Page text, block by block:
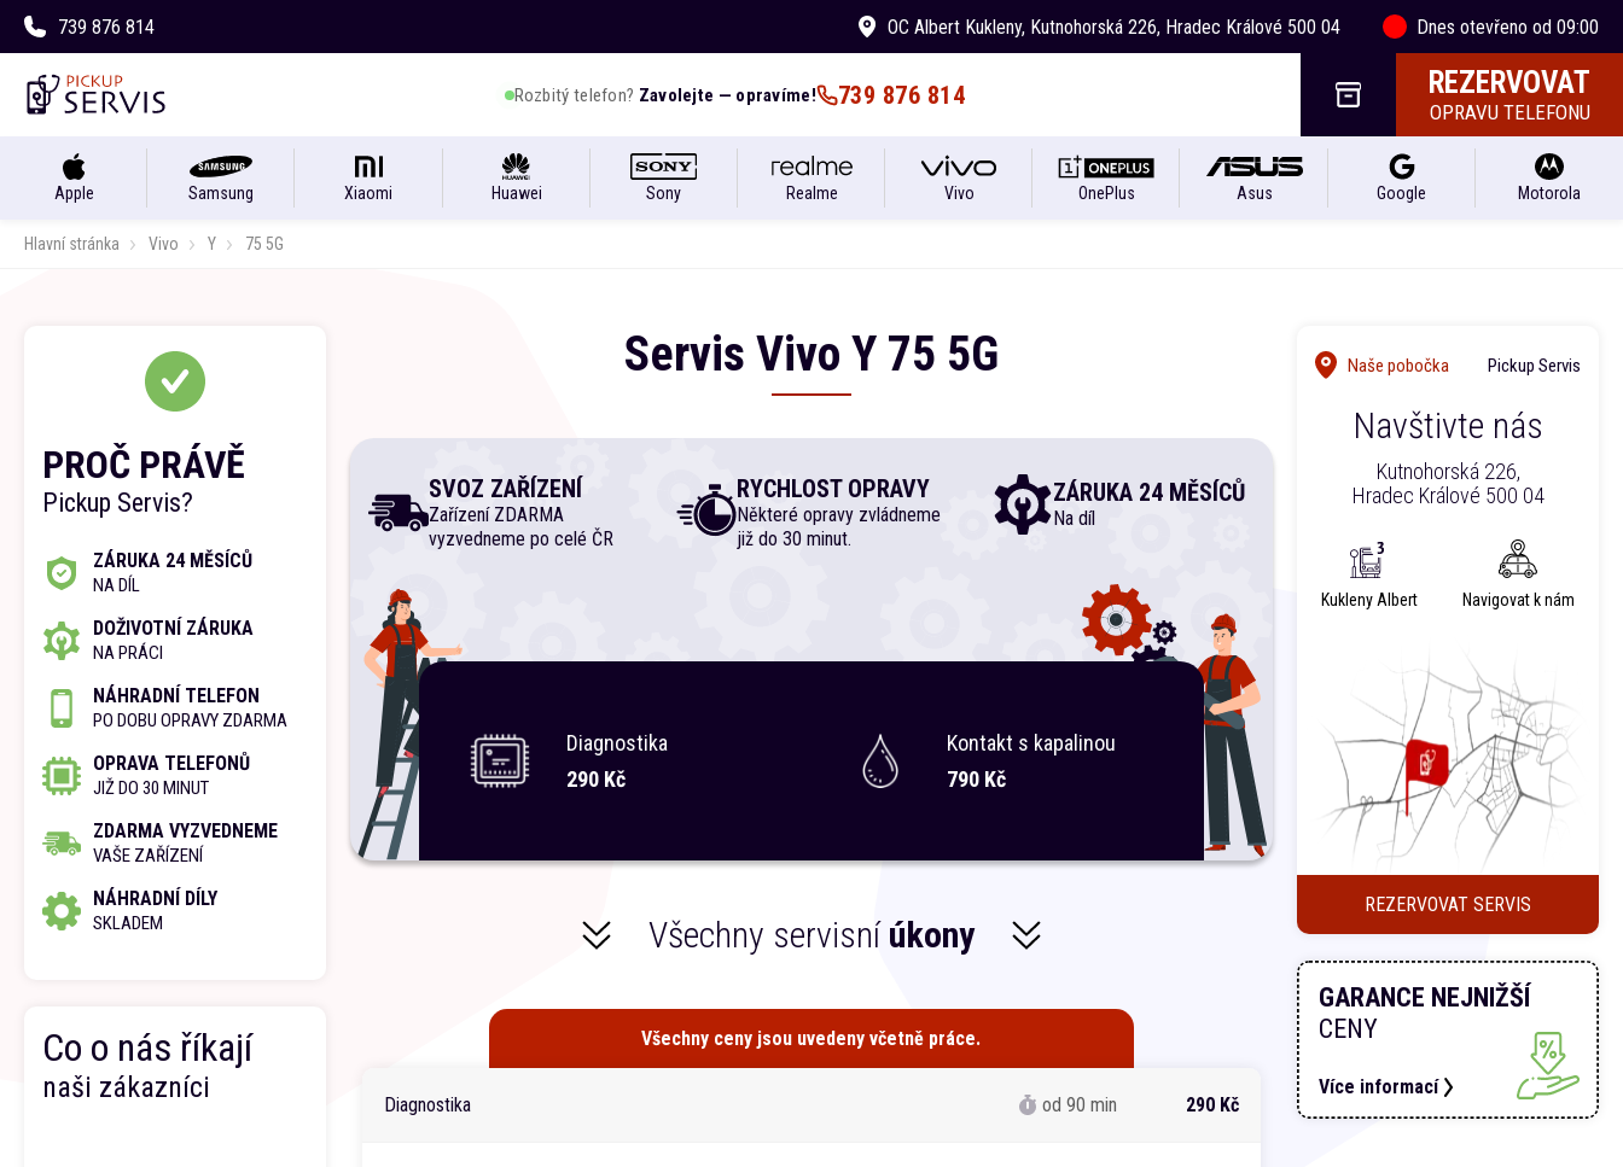
739 876 814 OC Albert Kukleny, Kutnohorská 226, Hradec Králové 500 04 Dnes otevřeno od 09:00
Rozbitý telefon? Zavolejte — opravíme! 739 876 814 REZERVOVAT
OPRAVU TELEFONU
Apple Samsung Xiaomi Huawei Sony Realme Vivo OnePlus Asus Google Motorola
Hlavní stránka Vivo Y 75 5G
Servis Vivo Y 75 5G
SVOZ ZAŘÍZENÍ
Zařízení ZDARMA
vyzvedneme po celé ČR
RYCHLOST OPRAVY
Některé opravy zvládneme
již do 30 minut.
ZÁRUKA 24 MĚSÍCŮ
Na díl
Diagnostika
290 Kč
Kontakt s kapalinou
790 Kč
Všechny servisní úkony
Všechny ceny jsou uvedeny včetně práce.
Diagnostika od 90 min 290 Kč
PROČ PRÁVĚ
Pickup Servis?
ZÁRUKA 24 MĚSÍCŮ
NA DÍL
DOŽIVOTNÍ ZÁRUKA
NA PRÁCI
NÁHRADNÍ TELEFON
PO DOBU OPRAVY ZDARMA
OPRAVA TELEFONŮ
JIŽ DO 30 MINUT
ZDARMA VYZVEDNEME
VAŠE ZAŘÍZENÍ
NÁHRADNÍ DÍLY
SKLADEM
Co o nás říkají
naši zákazníci
Naše pobočka Pickup Servis
Navštivte nás
Kutnohorská 226,
Hradec Králové 500 04
Kukleny Albert Navigovat k nám
REZERVOVAT SERVIS
GARANCE NEJNIŽŠÍ
CENY
Více informací